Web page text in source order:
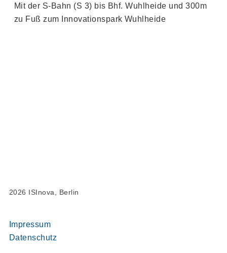
Mit der S-Bahn (S 3) bis Bhf. Wuhlheide und 300m
zu Fuß zum Innovationspark Wuhlheide
2026 ISInova, Berlin
Impressum
Datenschutz